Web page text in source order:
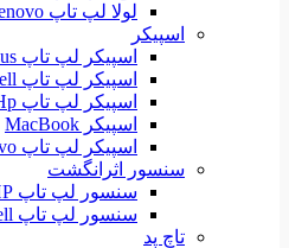
لولا لپ تاپ Lenovo
اسپیکر
اسپیکر لپ تاپ Asus
اسپیکر لپ تاپ Dell
اسپیکر لپ تاپ Hp
اسپیکر MacBook
اسپیکر لپ تاپ Lenovo
سنسور اثرانگشت
سنسور لپ تاپ HP
سنسور لپ تاپ Dell
تاچ پد